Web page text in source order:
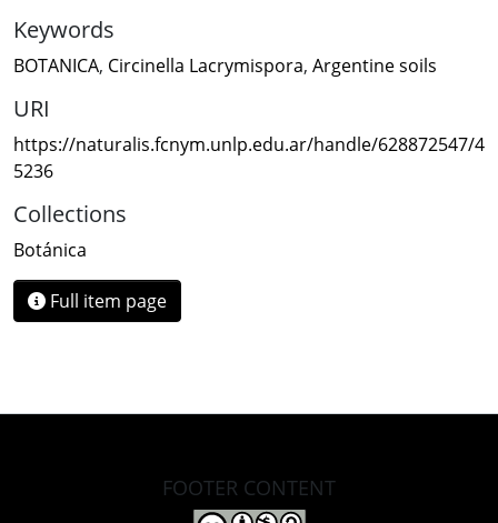
Keywords
BOTANICA, Circinella Lacrymispora, Argentine soils
URI
https://naturalis.fcnym.unlp.edu.ar/handle/628872547/4
5236
Collections
Botánica
Full item page
FOOTER CONTENT